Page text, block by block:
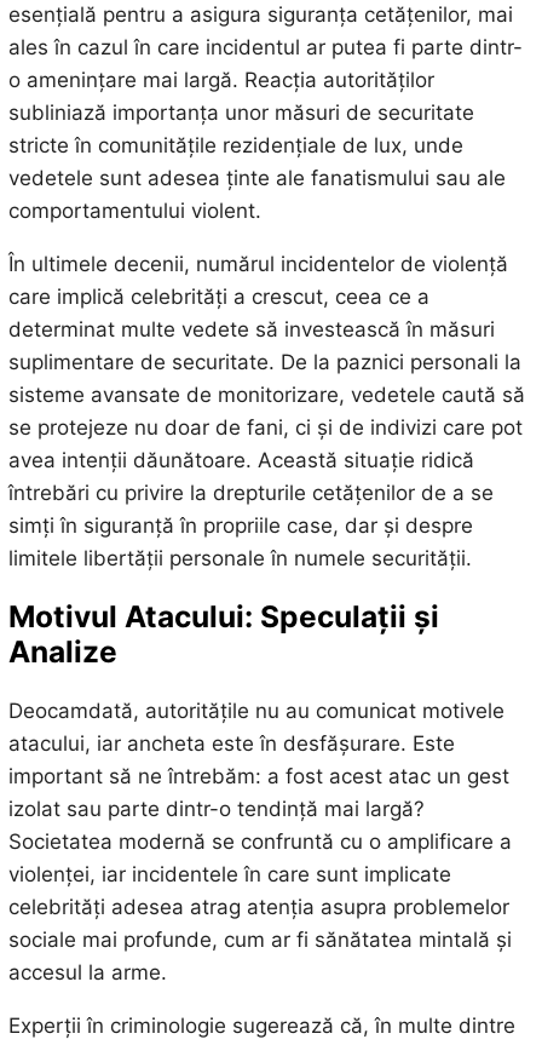
esențială pentru a asigura siguranța cetățenilor, mai
ales în cazul în care incidentul ar putea fi parte dintr-
o amenințare mai largă. Reacția autorităților
subliniază importanța unor măsuri de securitate
stricte în comunitățile rezidențiale de lux, unde
vedetele sunt adesea ținte ale fanatismului sau ale
comportamentului violent.
În ultimele decenii, numărul incidentelor de violență
care implică celebrități a crescut, ceea ce a
determinat multe vedete să investească în măsuri
suplimentare de securitate. De la paznici personali la
sisteme avansate de monitorizare, vedetele caută să
se protejeze nu doar de fani, ci și de indivizi care pot
avea intenții dăunătoare. Această situație ridică
întrebări cu privire la drepturile cetățenilor de a se
simți în siguranță în propriile case, dar și despre
limitele libertății personale în numele securității.
Motivul Atacului: Speculații și
Analize
Deocamdată, autoritățile nu au comunicat motivele
atacului, iar ancheta este în desfășurare. Este
important să ne întrebăm: a fost acest atac un gest
izolat sau parte dintr-o tendință mai largă?
Societatea modernă se confruntă cu o amplificare a
violenței, iar incidentele în care sunt implicate
celebrități adesea atrag atenția asupra problemelor
sociale mai profunde, cum ar fi sănătatea mintală și
accesul la arme.
Experții în criminologie sugerează că, în multe dintre